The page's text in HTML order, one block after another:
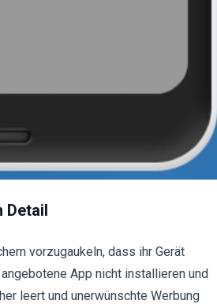
Detail
vorzugaukeln, dass ihr Gerät
App nicht installieren und
leert und unerwünschte Werbung